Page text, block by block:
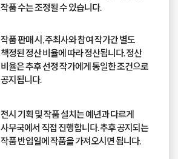
작품 수는 조정될 수 있습니다.
작품 판매 시, 주최사와 참여 작가간 별도
책정된 정산 비율에 따라 정산됩니다. 정산
비율은 추후 선정 작가에게 동일한 조건으로
공지됩니다.
전시 기획 및 작품 설치는 예년과 다르게
사무국에서 직접 진행합니다. 추후 공지되는
작품 반입일에 작품을 가져오시면 됩니다.